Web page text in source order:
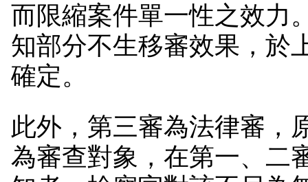
而限縮案件單一性之效力
知部分不生移審效果，於
確定。
此外，第三審為法律審，
為審查對象，在第一、二